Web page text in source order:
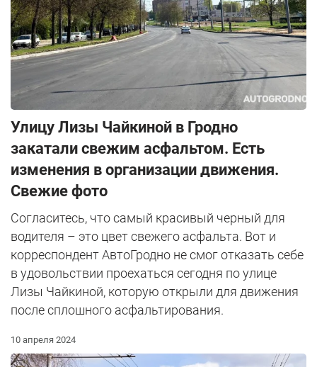
Улицу Лизы Чайкиной в Гродно
закатали свежим асфальтом. Есть
изменения в организации движения.
Свежие фото
Согласитесь, что самый красивый черный для
водителя – это цвет свежего асфальта. Вот и
корреспондент АвтоГродно не смог отказать себе
в удовольствии проехаться сегодня по улице
Лизы Чайкиной, которую открыли для движения
после сплошного асфальтирования.
10 апреля 2024